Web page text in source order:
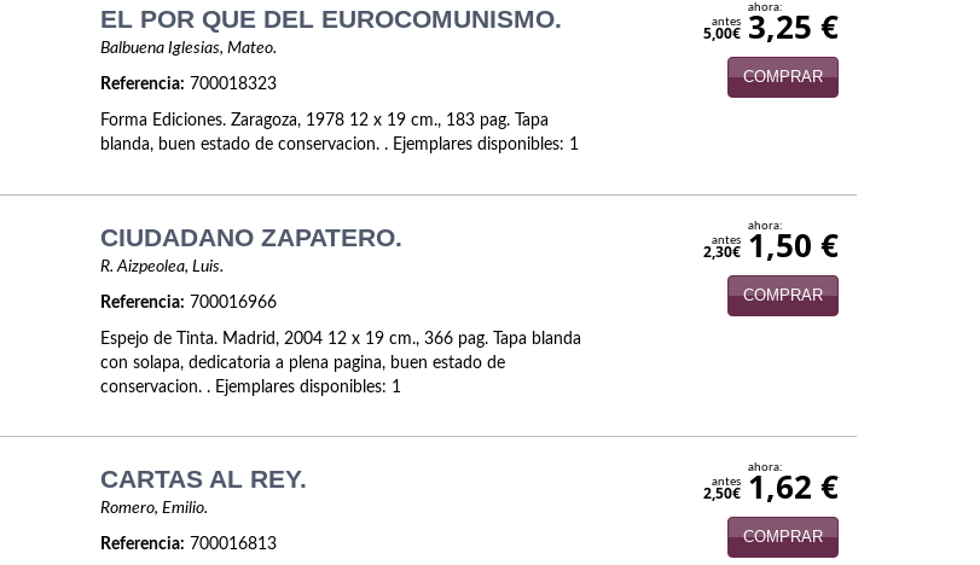
EL POR QUE DEL EUROCOMUNISMO.
Balbuena Iglesias, Mateo.
Referencia: 700018323
Forma Ediciones. Zaragoza, 1978 12 x 19 cm., 183 pag. Tapa
blanda, buen estado de conservacion. . Ejemplares disponibles: 1
antes
5,00€
ahora:
3,25 €
COMPRAR
CIUDADANO ZAPATERO.
R. Aizpeolea, Luis.
Referencia: 700016966
Espejo de Tinta. Madrid, 2004 12 x 19 cm., 366 pag. Tapa blanda
con solapa, dedicatoria a plena pagina, buen estado de
conservacion. . Ejemplares disponibles: 1
antes
2,30€
ahora:
1,50 €
COMPRAR
CARTAS AL REY.
Romero, Emilio.
Referencia: 700016813
antes
2,50€
ahora:
1,62 €
COMPRAR